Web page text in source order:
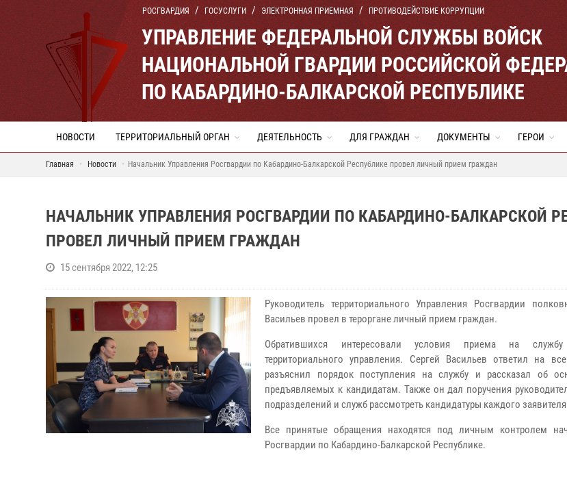
РОСГВАРДИЯ ГОСУСЛУГИ ЭЛЕКТРОННАЯ ПРИЕМНАЯ ПРОТИВОДЕЙСТВИЕ КОРРУПЦИИ
УПРАВЛЕНИЕ ФЕДЕРАЛЬНОЙ СЛУЖБЫ ВОЙСК
НАЦИОНАЛЬНОЙ ГВАРДИИ РОССИЙСКОЙ
ПО КАБАРДИНО-БАЛКАРСКОЙ РЕСПУБЛИКЕ
НОВОСТИ ТЕРРИТОРИАЛЬНЫЙ ОРГАН ДЕЯТЕЛЬНОСТЬ ДЛЯ ГРАЖДАН ДОКУМЕНТЫ ГЕРОИ
Главная Новости Начальник Управления Росгвардии по Кабардино-Балкарской Республике провел личный прием граждан
НАЧАЛЬНИК УПРАВЛЕНИЯ РОСГВАРДИИ ПО КАБАРДИНО-БАЛКАРСКОЙ
ПРОВЕЛ ЛИЧНЫЙ ПРИЕМ ГРАЖДАН
15 сентября 2022, 12:25
Руководитель территориального Управления Росгвардии
Васильев провел в тероргане личный прием граждан.
Обратившихся интересовали условия приема на
территориального управления. Сергей Васильев ответил на
разъяснил порядок поступления на службу и рассказал об
предъявляемых к кандидатам. Также он дал поручения
подразделений и служб рассмотреть кандидатуры каждого
Все принятые обращения находятся под личным контролем
Росгвардии по Кабардино-Балкарской Республике.